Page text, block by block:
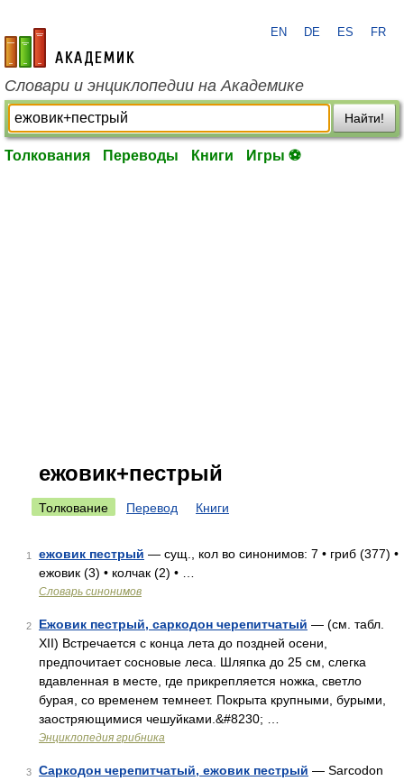
academic.ru
EN DE ES FR
Словари и энциклопедии на Академике
Найти!
Толкования Переводы Книги Игры ⚽
ежовик+пестрый
Толкование Перевод Книги
1 ежовик пестрый — сущ., кол во синонимов: 7 • гриб (377) •
ежовик (3) • колчак (2) • …
Словарь синонимов
2 Ежовик пестрый, саркодон черепитчатый — (см. табл.
XII) Встречается с конца лета до поздней осени,
предпочитает сосновые леса. Шляпка до 25 см, слегка
вдавленная в месте, где прикрепляется ножка, светло
бурая, со временем темнеет. Покрыта крупными, бурыми,
заостряющимися чешуйками.&#8230; …
Энциклопедия грибника
3 Саркодон черепитчатый, ежовик пестрый — Sarcodon